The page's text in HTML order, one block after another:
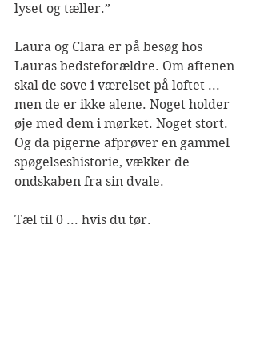
lyset og tæller.”
Laura og Clara er på besøg hos
Lauras bedsteforældre. Om aftenen
skal de sove i værelset på loftet ...
men de er ikke alene. Noget holder
øje med dem i mørket. Noget stort.
Og da pigerne afprøver en gammel
spøgelseshistorie, vækker de
ondskaben fra sin dvale.
Tæl til 0 ... hvis du tør.